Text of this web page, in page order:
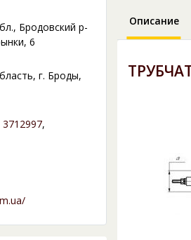
Бродовский р-
6
г. Броды,
3712997,
Описание